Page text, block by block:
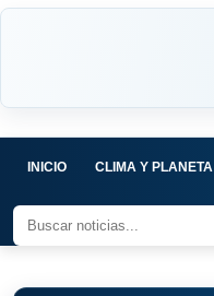
INICIO CLIMA Y PLANETA